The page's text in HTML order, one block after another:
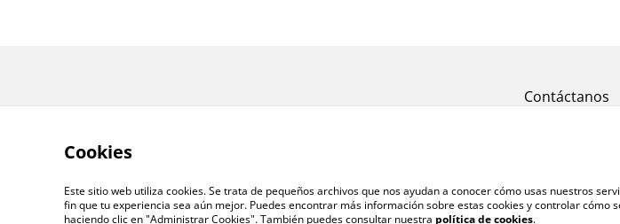
Contáctanos
Cookies
Este sitio web utiliza cookies. Se trata de pequeños archivos que nos ayudan a conocer cómo usas nuestros
fin que tu experiencia sea aún mejor. Puedes encontrar más información sobre estas cookies y controlar cómo
haciendo clic en "Administrar Cookies". También puedes consultar nuestra política de cookies.